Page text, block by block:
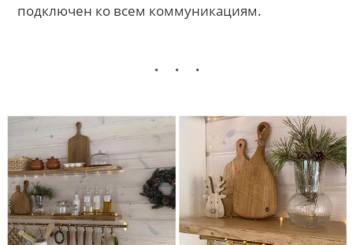
подключен ко всем коммуникациям.